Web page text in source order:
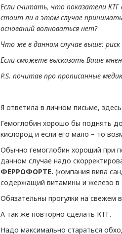
Если считать, что показатели
стоит ли в этом случае
оснований волноваться нет?
Что же в данном случае выше: риск
Если сможете высказать Ваше
P.S. почитав про прописанные
Я ответила в личном письме,
Гемоглобин хорошо бы поднять
кислород и если его мало – то
Обычно гемоглобин хороший при
данном случае надо
ФЕРРОФОРТЕ. (компания вива
содержащий витамины и железо в
Обязательны прогулки на свежем
А так же повторно сделать КТГ.
Надо максимально стараться